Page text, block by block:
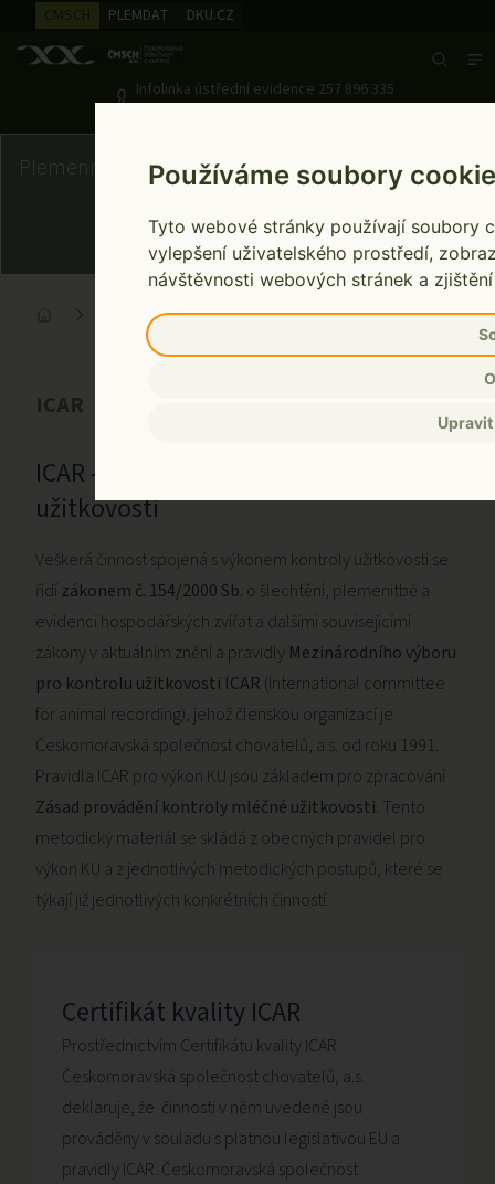
Používáme soubory
Tyto webové stránky používají soubory
vylepšení uživatelského prostředí,
návštěvnosti webových stránek a
PLEMDAT DKU.CZ
Search
Infolinka ústřední evidence 257 896 335
Plemenná kniha
ICAR
ICAR
ICAR - Mezinárodní výbor pro kontrolu
užitkovosti
Veškerá činnost spojená s výkonem kontroly užitkovosti se
řídízákonem č. 154/2000 Sb. o šlechtění, plemenitbě a
evidenci hospodářských zvířat a dalšími souvisejícími
zákony v aktuálním znění a pravidly Mezinárodního výboru
pro kontrolu užitkovosti ICAR (International committee
for animal recording), jehož členskou organizací je
Českomoravská společnost chovatelů, a.s. od roku 1991.
Pravidla ICAR pro výkon KU jsou základem pro zpracování
Zásad provádění kontroly mléčné užitkovosti. Tento
metodický materiál se skládá z obecných pravidel pro
výkon KU a z jednotlivých metodických postupů, které se
týkají již jednotlivých konkrétních činností.
Certifikát kvality ICAR
Prostřednictvím Certifikátu kvality ICAR
Českomoravská společnost chovatelů, a.s.
deklaruje, že činnosti v něm uvedené jsou
prováděny v souladu s platnou legislativou EU a
pravidly ICAR. Českomoravská společnost